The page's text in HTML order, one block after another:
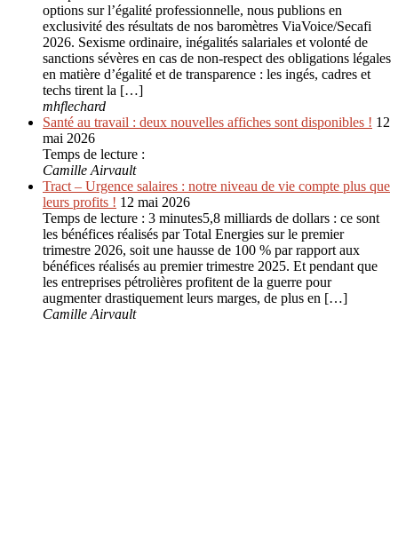
options sur l’égalité professionnelle, nous publions en
exclusivité des résultats de nos baromètres ViaVoice/Secafi
2026. Sexisme ordinaire, inégalités salariales et volonté de
sanctions sévères en cas de non-respect des obligations légales
en matière d’égalité et de transparence : les ingés, cadres et
techs tirent la […]
mhflechard
Santé au travail : deux nouvelles affiches sont disponibles ! 12
mai 2026
Temps de lecture :
Camille Airvault
Tract – Urgence salaires : notre niveau de vie compte plus que
leurs profits ! 12 mai 2026
Temps de lecture : 3 minutes5,8 milliards de dollars : ce sont
les bénéfices réalisés par Total Energies sur le premier
trimestre 2026, soit une hausse de 100 % par rapport aux
bénéfices réalisés au premier trimestre 2025. Et pendant que
les entreprises pétrolières profitent de la guerre pour
augmenter drastiquement leurs marges, de plus en […]
Camille Airvault